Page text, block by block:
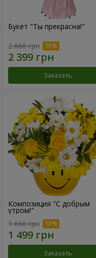
Букет "Ты прекрасна!"
2 666 грн
Заказать
Композиция "С добрым
утром!"
1 666 грн
Заказать